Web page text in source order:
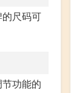
尺码可
功能的